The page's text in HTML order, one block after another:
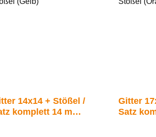
14x14 + Stößel /
komplett 14 mm
Gitter
Satz